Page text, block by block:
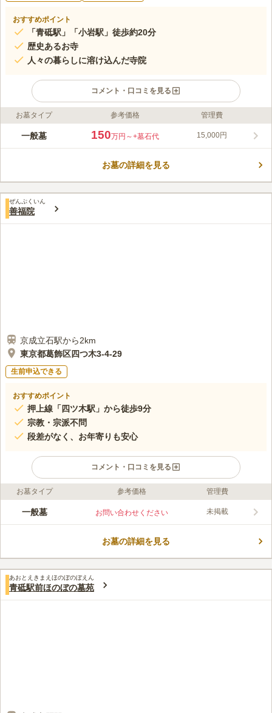
おすすめポイント
「青砥駅」「小岩駅」徒歩約20分
歴史あるお寺
人々の暮らしに溶け込んだ寺院
コメント・口コミを見る
ライフドット編集部のコメント
駅からは少し距離がありますが、駐車場が完備されていますの
いただくことができ、非常に便利です。 近隣には小学校や北沼
口コミ評価
この霊園はまだ誰からも評価されていません。
お墓タイプ 参考価格 管理費
一般墓 150万円～+墓石代 15,000円
お墓の詳細を見る
ぜんぷくいん
善福院
京成立石駅から2km
東京都葛飾区四つ木3-4-29
生前申込できる
おすすめポイント
押上線「四ツ木駅」から徒歩9分
宗教・宗派不問
段差がなく、お年寄りも安心
コメント・口コミを見る
ライフドット編集部のコメント
善福院墓地には、一般墓地と天候に左右されずにお墓参りするこ
口コミ評価
この霊園はまだ誰からも評価されていません。
お墓タイプ 参考価格 管理費
一般墓 お問い合わせください 未掲載
お墓の詳細を見る
あおとえきまえほのぼのぼえん
青砥駅前ほのぼの墓苑